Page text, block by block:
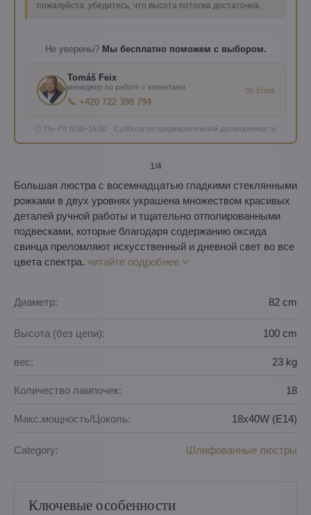
пожалуйста, убедитесь, что высота потолка достаточна.
Не уверены? Мы бесплатно поможем с выбором.
Tomáš Feix
менеджер по работе с клиентами
📞 +420 722 398 794
✉️ Email
🕐 Пн–Пт 8:00–16:00 · Суббота по предварительной договоренности
1/4
Большая люстра с восемнадцатью гладкими стеклянными
рожками в двух уровнях украшена множеством красивых
деталей ручной работы и тщательно отполированными
подвесками, которые благодаря содержанию оксида
свинца преломляют искусственный и дневной свет во все
цвета спектра. читайте подробнее
Диаметр: 82 cm
Высота (без цепи): 100 cm
вес: 23 kg
Количество лампочек: 18
Макс.мощность/Цоколь: 18x40W (E14)
Category: Шлифованные люстры
Ключевые особенности